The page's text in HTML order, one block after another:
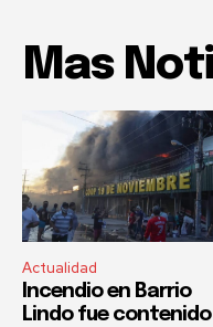
Mas
Actualidad
Incendio en Barrio
Lindo fue contenido